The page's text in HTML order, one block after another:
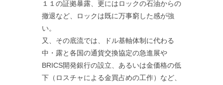
１１の証拠暴露、更にはロックの石油からの
撤退など、ロックは既に万事窮した感が強
い。
又、その底流では、ドル基軸体制に代わる
中・露と各国の通貨交換協定の急進展や
BRICS開発銀行の設立、あるいは金価格の低
下（ロスチャによる金買占めの工作）など、